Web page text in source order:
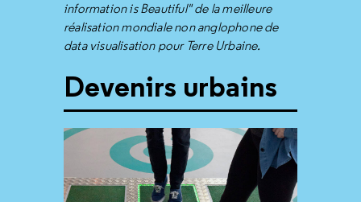
information is Beautiful" de la meilleure
réalisation mondiale non anglophone de
data visualisation pour Terre Urbaine.
Devenirs urbains